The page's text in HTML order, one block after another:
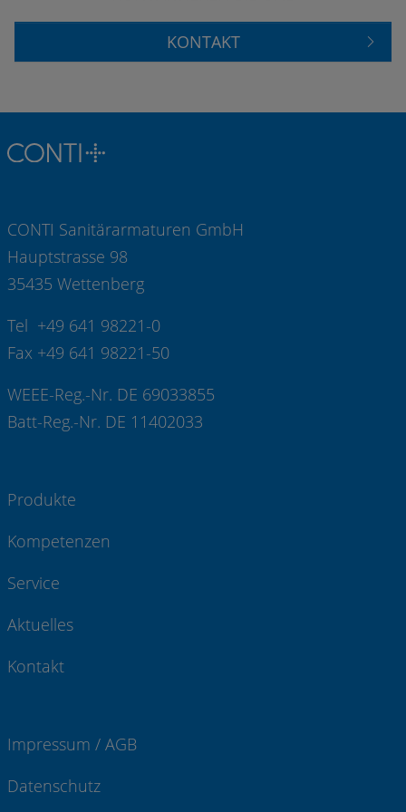
KONTAKT
CONTI Sanitärarmaturen GmbH
Hauptstrasse 98
35435 Wettenberg
Tel +49 641 98221-0
Fax +49 641 98221-50
WEEE-Reg.-Nr. DE 69033855
Batt-Reg.-Nr. DE 11402033
Produkte
Kompetenzen
Service
Aktuelles
Kontakt
Impressum / AGB
Datenschutz